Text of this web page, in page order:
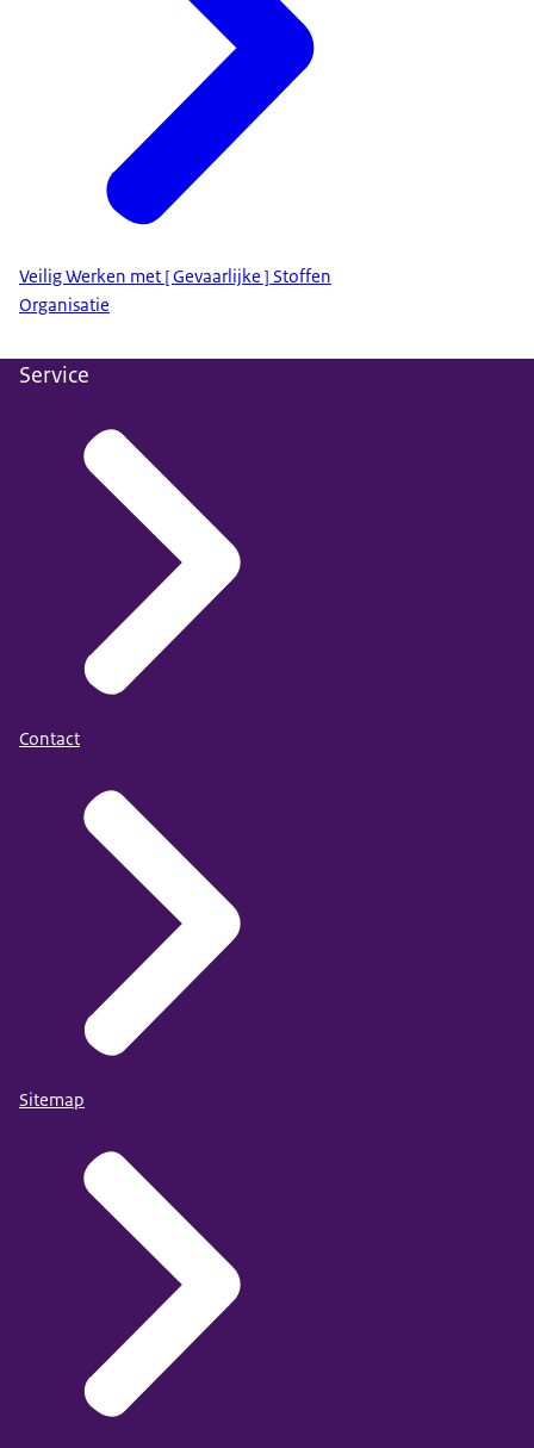
Veilig Werken met [ Gevaarlijke ] Stoffen
Organisatie
Service
Contact
Sitemap